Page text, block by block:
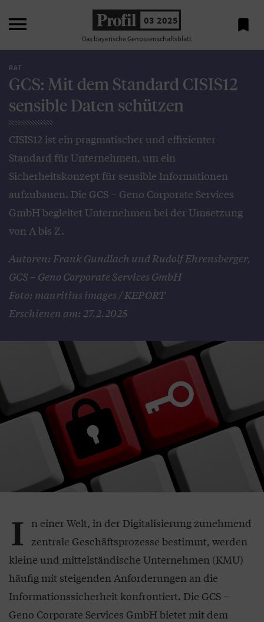
 03 2025
Das bayerische Genossenschaftsblatt

RAT
GCS: Mit dem Standard CISIS12
sensible Daten schützen
CISIS12 ist ein pragmatischer und effizienter
Standard für Unternehmen, um ein
Sicherheitskonzept für sensible Informationen
aufzubauen. Die GCS – Geno Corporate Services
GmbH begleitet Unternehmen bei der Umsetzung
von A bis Z.
Autoren: Frank Gundlach und Rudolf Ehrensberger,
GCS – Geno Corporate Services GmbH
Foto: mauritius images / KEPORT
Erschienen am: 27.2.2025
I n einer Welt, in der Digitalisierung zunehmend
zentrale Geschäftsprozesse bestimmt, werden
kleine und mittelständische Unternehmen (KMU)
häufig mit steigenden Anforderungen an die
Informationssicherheit konfrontiert. Die GCS –
Geno Corporate Services GmbH bietet mit dem